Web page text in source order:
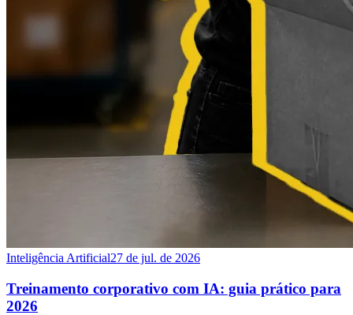
Inteligência Artificial27 de jul. de 2026
Treinamento corporativo com IA: guia prático para
2026